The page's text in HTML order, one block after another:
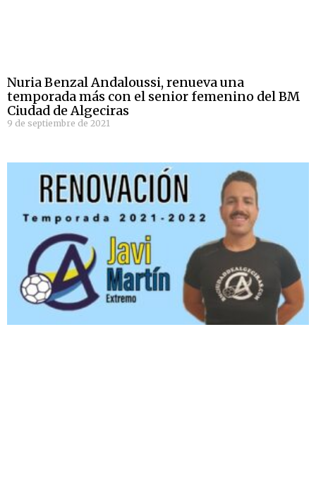
Nuria Benzal Andaloussi, renueva una
temporada más con el senior femenino del BM
Ciudad de Algeciras
9 de septiembre de 2021